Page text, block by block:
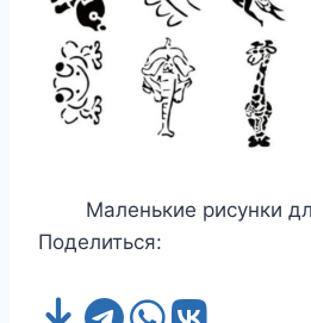
Маленькие рисунки
Поделиться: